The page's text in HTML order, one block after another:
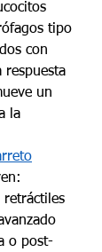
tipo
con
respuesta
un
la
retráctiles
o post-